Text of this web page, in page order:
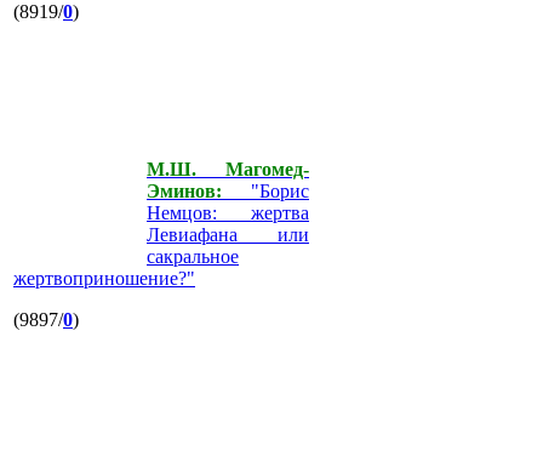
(8919/0)
М.Ш. Магомед-
Эминов: "Борис
Немцов: жертва
Левиафана или
сакральное
жертвоприношение?"
(9897/0)